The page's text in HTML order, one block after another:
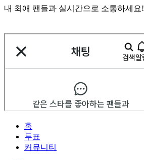
내 최애 팬들과 실시간으로 소통하세요!
홈
투표
커뮤니티